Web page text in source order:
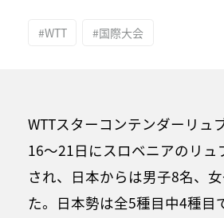
#WTT #国際大会
WTTスターコンテンダーリュ
16～21日にスロベニアのリュ
され、日本からは男子8名、
た。日本勢は全5種目中4種目